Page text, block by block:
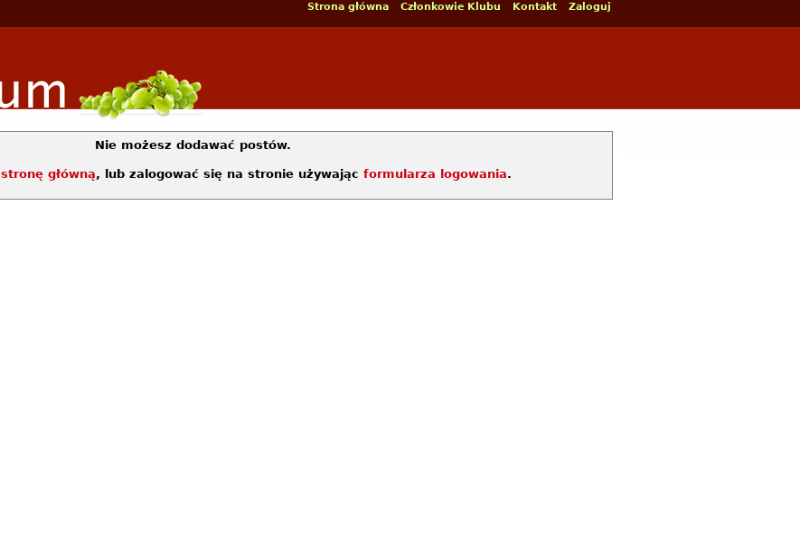
Strona główna Członkowie Klubu Kontakt Zaloguj
Nie możesz dodawać postów.
stronę główną, lub zalogować się na stronie używając formularza logowania.